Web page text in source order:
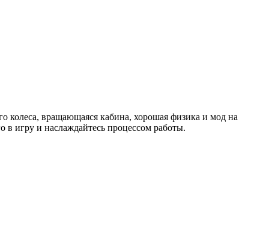
колеса, вращающаяся кабина, хорошая физика и мод на
в игру и наслаждайтесь процессом работы.